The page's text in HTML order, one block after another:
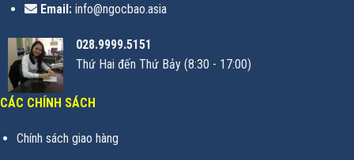
Email:info@ngocbao.asia
028.9999.5151
Thứ Hai đến Thứ Bảy (8:30 - 17:00)
CÁC CHÍNH SÁCH
Chính sách giao hàng